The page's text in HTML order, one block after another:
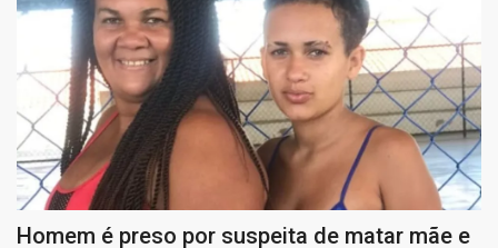
Homem é preso por suspeita de matar mãe e